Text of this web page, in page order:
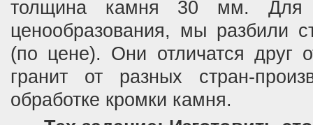
толщина камня 30 мм. Для
ценообразования, мы разбили
(по цене). Они отличатся друг
гранит от разных стран-
обработке кромки камня.